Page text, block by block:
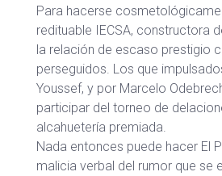
Para hacerse
redituable IECSA, constructora
la relación de escaso prestigio
perseguidos. Los que
Youssef, y por Marcelo
participar del torneo de
alcahuetería premiada.
Nada entonces puede hacer El
malicia verbal del rumor que se